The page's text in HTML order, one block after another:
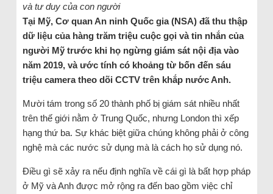
và tư duy của con người
Tại Mỹ, Cơ quan An ninh Quốc gia (NSA) đã thu thập
dữ liệu của hàng trăm triệu cuộc gọi và tin nhắn của
người Mỹ trước khi họ ngừng giám sát nội địa vào
năm 2019, và ước tính có khoảng từ bốn đến sáu
triệu camera theo dõi CCTV trên khắp nước Anh.
Mười tám trong số 20 thành phố bị giám sát nhiều nhất
trên thế giới nằm ở Trung Quốc, nhưng London thì xếp
hạng thứ ba. Sự khác biệt giữa chúng không phải ở công
nghệ mà các nước sử dụng mà là cách họ sử dụng nó.
Điều gì sẽ xảy ra nếu định nghĩa về cái gì là bất hợp pháp
ở Mỹ và Anh được mở rộng ra đến bao gồm việc chỉ